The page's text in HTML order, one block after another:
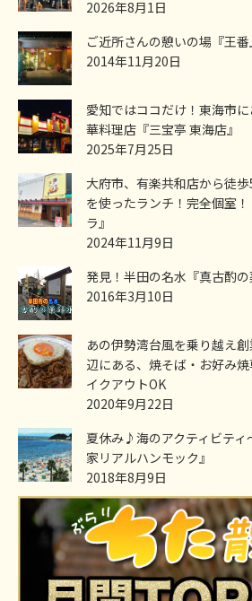
2026年8月1日
ご近所さんの憩いの場『王番
2014年11月20日
愛知ではココだけ！東海市
華料理店『三宝亭 東海店』
2025年7月25日
大府市、有楽共和店から徒
を使ったランチ！完全個室
ラ』
2024年11月9日
発見！半田の名水『真古酌の
2016年3月10日
あの伊勢湾台風を乗り越え
辺にある、焼そば・お好み
イクアウトOK
2020年9月22日
夏休み♪海のアクティビティ
家リアルハンモック』
2018年8月9日